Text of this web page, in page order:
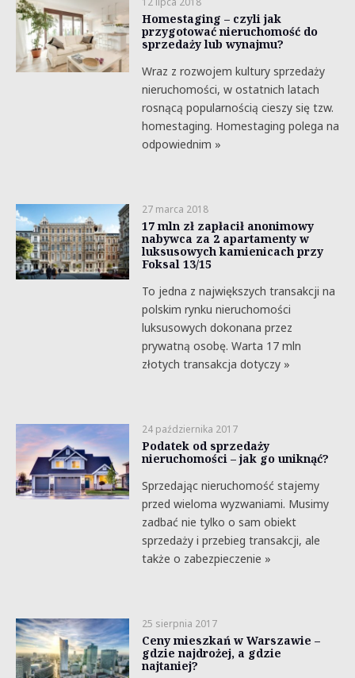
Homestaging – czyli jak
przygotować nieruchomość do
sprzedaży lub wynajmu?
Wraz z rozwojem kultury sprzedaży
nieruchomości, w ostatnich latach
rosnącą popularnością cieszy się tzw.
homestaging. Homestaging polega na
odpowiednim »
27 marca 2018
17 mln zł zapłacił anonimowy
nabywca za 2 apartamenty w
luksusowych kamienicach przy
Foksal 13/15
To jedna z największych transakcji na
polskim rynku nieruchomości
luksusowych dokonana przez
prywatną osobę. Warta 17 mln
złotych transakcja dotyczy »
24 października 2017
Podatek od sprzedaży
nieruchomości – jak go uniknąć?
Sprzedając nieruchomość stajemy
przed wieloma wyzwaniami. Musimy
zadbać nie tylko o sam obiekt
sprzedaży i przebieg transakcji, ale
także o zabezpieczenie »
25 sierpnia 2017
Ceny mieszkań w Warszawie –
gdzie najdrożej, a gdzie
najtaniej?